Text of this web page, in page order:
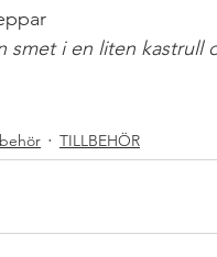
smet i en liten kastrull
TILLBEHÖR